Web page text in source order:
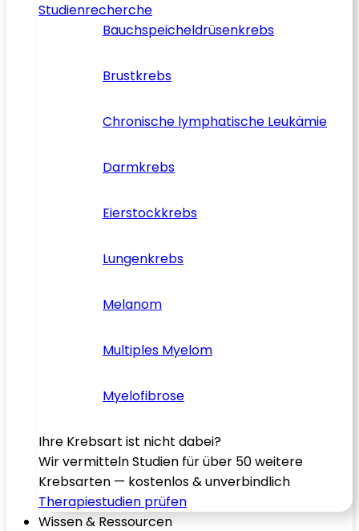
Studienrecherche
Bauchspeicheldrüsenkrebs
Brustkrebs
Chronische lymphatische Leukämie
Darmkrebs
Eierstockkrebs
Lungenkrebs
Melanom
Multiples Myelom
Myelofibrose
Ihre Krebsart ist nicht dabei?
Wir vermitteln Studien für über 50 weitere
Krebsarten — kostenlos & unverbindlich
Therapiestudien prüfen
Wissen & Ressourcen